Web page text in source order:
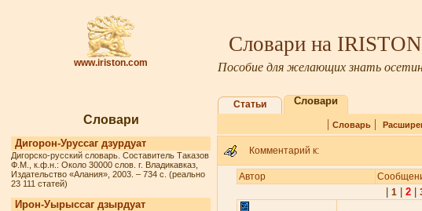
www.iriston.com
Словари на
Пособие для желающих знать
Словари
Дигорон-Уруссаг дзурдуат
Дигорско-русский словарь. Составитель Таказов
Ф.М., к.ф.н.: Около 30000 слов. г. Владикавказ,
Издательство «Алания», 2003. – 734 с. (реально
23 111 статей)
Ирон-Уырыссаг дзырдуат
Статьи Словари
| Словарь|
Комментарий к:
Автор
1| 2|